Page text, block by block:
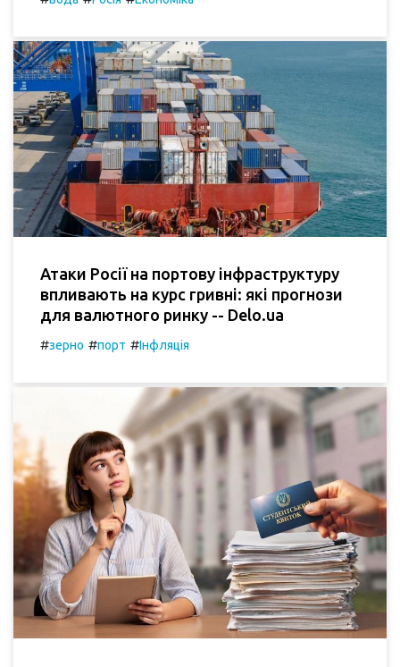
Атаки Росії на портову інфраструктуру
впливають на курс гривні: які прогнози
для валютного ринку -- Delo.ua
#зерно #порт #Інфляція